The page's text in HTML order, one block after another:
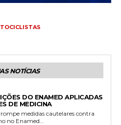
NOTÍCIAS
DO ENAMED APLICADAS
DE MEDICINA
medidas cautelares contra
no Enamed...